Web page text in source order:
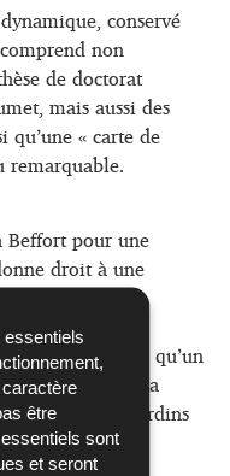
être
sont
et seront
conservé
non
de doctorat
mais aussi des
« carte de
pour une
droit à une
l’Exposition
daté du 3
en train, tandis qu’un
un dimanche, la
dans les Jardins
inaugurés.